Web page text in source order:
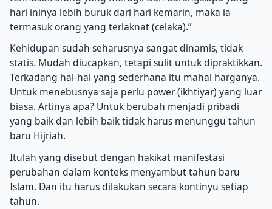
hari ininya lebih buruk dari hari kemarin, maka ia
termasuk orang yang terlaknat (celaka).”
Kehidupan sudah seharusnya sangat dinamis, tidak
statis. Mudah diucapkan, tetapi sulit untuk dipraktikkan.
Terkadang hal-hal yang sederhana itu mahal harganya.
Untuk menebusnya saja perlu power (ikhtiyar) yang luar
biasa. Artinya apa? Untuk berubah menjadi pribadi
yang baik dan lebih baik tidak harus menunggu tahun
baru Hijriah.
Itulah yang disebut dengan hakikat manifestasi
perubahan dalam konteks menyambut tahun baru
Islam. Dan itu harus dilakukan secara kontinyu setiap
tahun.